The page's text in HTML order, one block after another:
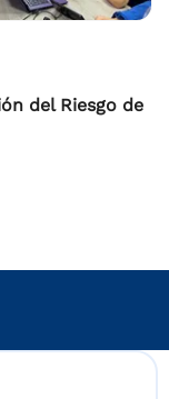
del Riesgo de